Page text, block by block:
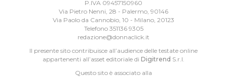
P.IVA 09457150960
Via Pietro Nenni, 28 - Palermo, 90146
Via Paolo da Cannobio, 10 - Milano, 20123
Telefono 351136 9305
redazione@donnaclick.it
Il presente sito contribuisce all’audience delle testate online
appartenenti all’asset editoriale di Digitrend S.r.l.
Questo sito è associato alla